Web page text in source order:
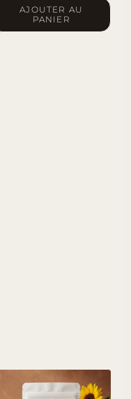
prix
prix
AJOUTER AU
PANIER